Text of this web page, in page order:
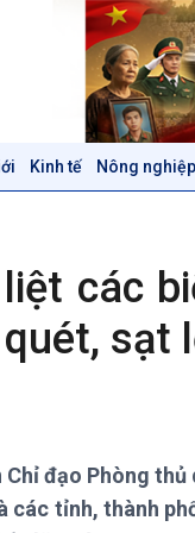
Kinh tế Nông
12h
18h
21h30
& Công nghệ
học & Công nghệ
các
sạt
đạo Phòng
các tỉnh, thành